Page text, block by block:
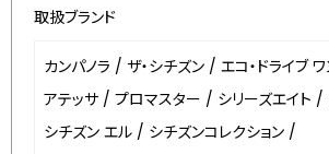
取扱ブランド
カンパノラ / ザ・シチズン / エコ・ドライブ
アテッサ / プロマスター / シリーズエイト /
シチズン エル / シチズンコレクション /